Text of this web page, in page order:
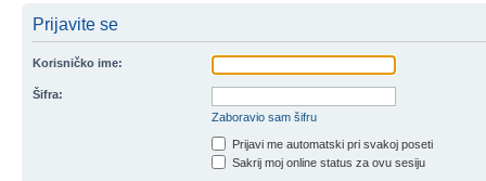
Prijavite se
Korisničko ime:
Šifra:
Zaboravio sam šifru
Prijavi me automatski pri svakoj poseti
Sakrij moj online status za ovu sesiju